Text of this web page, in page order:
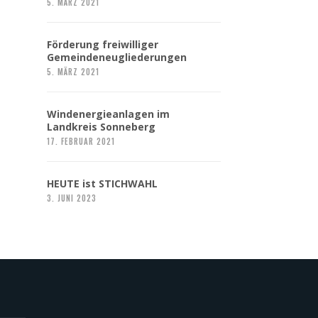
Förderung freiwilliger
Gemeindeneugliederungen
5. MÄRZ 2021
Windenergieanlagen im
Landkreis Sonneberg
17. FEBRUAR 2021
HEUTE ist STICHWAHL
3. JUNI 2023